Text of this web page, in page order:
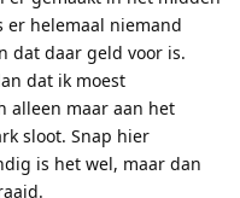
er helemaal niemand
dat daar geld voor is.
dat ik moest
alleen maar aan het
sloot. Snap hier
is het wel, maar dan